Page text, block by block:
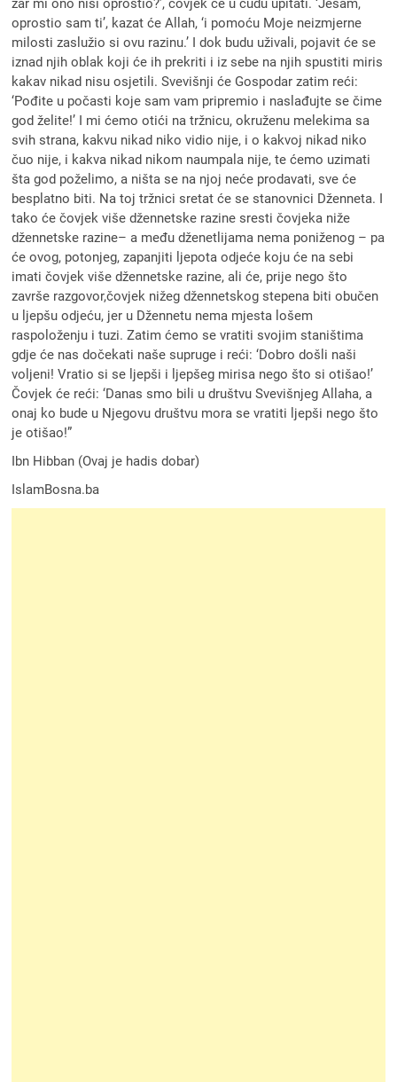
zar mi ono nisi oprostio?’, čovjek će u čudu upitati. ‘Jesam,
oprostio sam ti’, kazat će Allah, ‘i pomoću Moje neizmjerne
milosti zaslužio si ovu razinu.’ I dok budu uživali, pojavit će se
iznad njih oblak koji će ih prekriti i iz sebe na njih spustiti miris
kakav nikad nisu osjetili. Svevišnji će Gospodar zatim reći:
‘Pođite u počasti koje sam vam pripremio i naslađujte se čime
god želite!’ I mi ćemo otići na tržnicu, okruženu melekima sa
svih strana, kakvu nikad niko vidio nije, i o kakvoj nikad niko
čuo nije, i kakva nikad nikom naumpala nije, te ćemo uzimati
šta god poželimo, a ništa se na njoj neće prodavati, sve će
besplatno biti. Na toj tržnici sretat će se stanovnici Dženneta. I
tako će čovjek više džennetske razine sresti čovjeka niže
džennetske razine– a među dženetlijama nema poniženog – pa
će ovog, potonjeg, zapanjiti ljepota odjeće koju će na sebi
imati čovjek više džennetske razine, ali će, prije nego što
završe razgovor,čovjek nižeg džennetskog stepena biti obučen
u ljepšu odjeću, jer u Džennetu nema mjesta lošem
raspoloženju i tuzi. Zatim ćemo se vratiti svojim staništima
gdje će nas dočekati naše supruge i reći: ‘Dobro došli naši
voljeni! Vratio si se ljepši i ljepšeg mirisa nego što si otišao!’
Čovjek će reći: ‘Danas smo bili u društvu Svevišnjeg Allaha, a
onaj ko bude u Njegovu društvu mora se vratiti ljepši nego što
je otišao!”
Ibn Hibban (Ovaj je hadis dobar)
IslamBosna.ba